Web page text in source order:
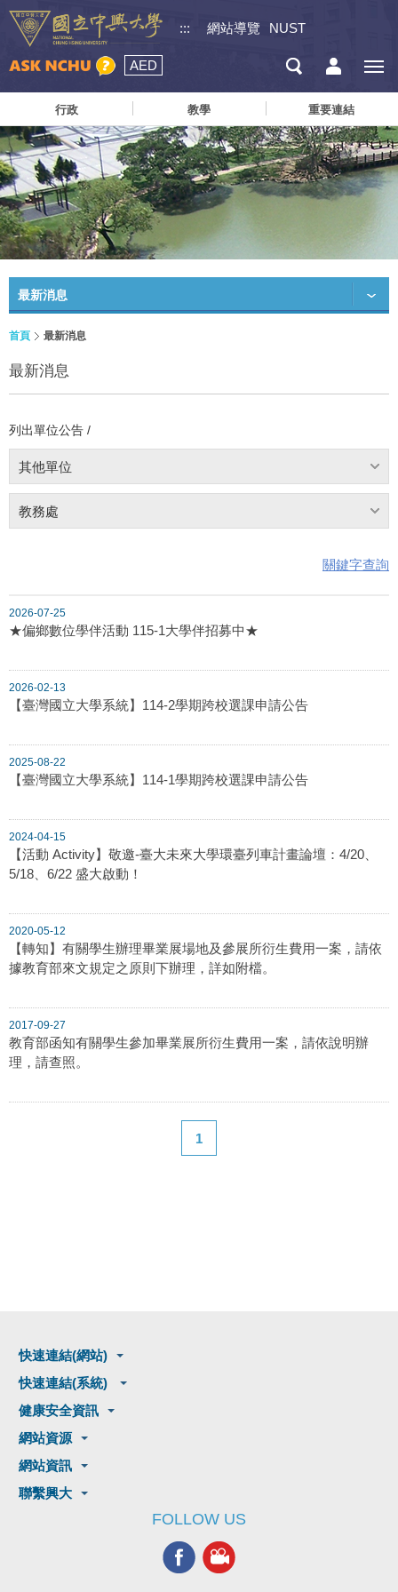
::: 網站導覽 NUST
AED
行政 教學 重要連結
最新消息
首頁 最新消息
最新消息
列出單位公告 /
其他單位
教務處
關鍵字查詢
2026-07-25
★偏鄉數位學伴活動 115-1大學伴招募中★
2026-02-13
【臺灣國立大學系統】114-2學期跨校選課申請公告
2025-08-22
【臺灣國立大學系統】114-1學期跨校選課申請公告
2024-04-15
【活動 Activity】敬邀-臺大未來大學環臺列車計畫論壇：4/20、
5/18、6/22 盛大啟動！
2020-05-12
【轉知】有關學生辦理畢業展場地及參展所衍生費用一案，請依
據教育部來文規定之原則下辦理，詳如附檔。
2017-09-27
教育部函知有關學生參加畢業展所衍生費用一案，請依說明辦
理，請查照。
1
快速連結(網站)
快速連結(系統)
健康安全資訊
網站資源
網站資訊
聯繫興大
FOLLOW US